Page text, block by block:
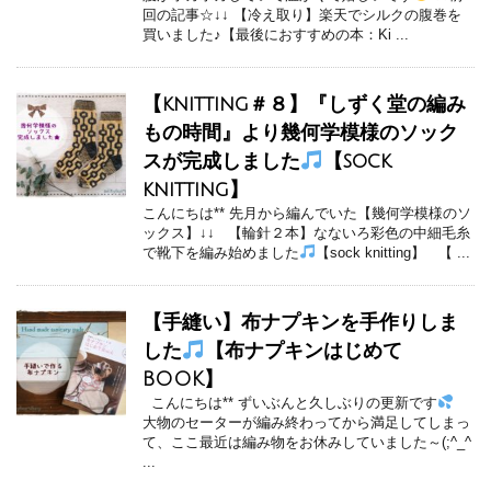
回の記事☆↓↓ 【冷え取り】楽天でシルクの腹巻を
買いました♪【最後におすすめの本：Ki ...
【knitting＃８】『しずく堂の編み
もの時間』より幾何学模様のソック
スが完成しました
【sock
knitting】
こんにちは** 先月から編んでいた【幾何学模様のソ
ックス】↓↓ 【輪針２本】なないろ彩色の中細毛糸
で靴下を編み始めました
【sock knitting】 【 ...
【手縫い】布ナプキンを手作りしま
した
【布ナプキンはじめて
BOOK】
こんにちは** ずいぶんと久しぶりの更新です
大物のセーターが編み終わってから満足してしまっ
て、ここ最近は編み物をお休みしていました～(;^_^
...